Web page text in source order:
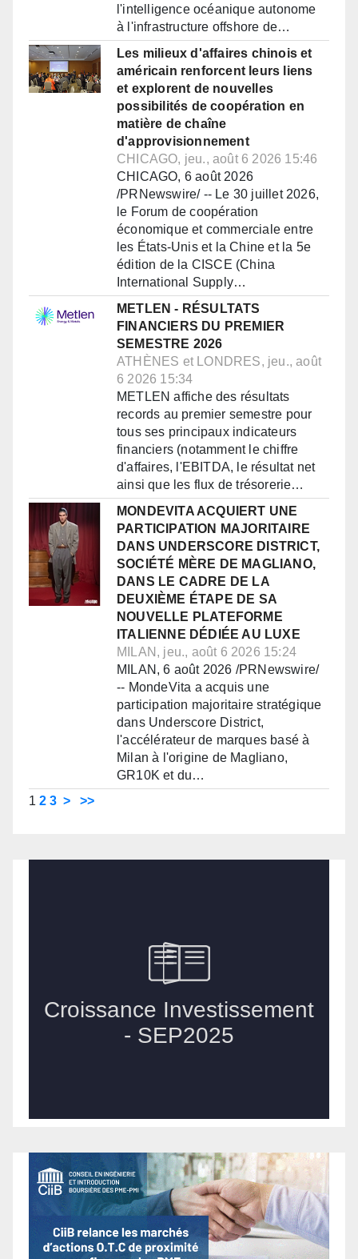
l'intelligence océanique autonome
à l'infrastructure offshore de…
Les milieux d'affaires chinois et
américain renforcent leurs liens
et explorent de nouvelles
possibilités de coopération en
matière de chaîne
d'approvisionnement
CHICAGO, jeu., août 6 2026 15:46
CHICAGO, 6 août 2026
/PRNewswire/ -- Le 30 juillet 2026,
le Forum de coopération
économique et commerciale entre
les États-Unis et la Chine et la 5e
édition de la CISCE (China
International Supply…
METLEN - RÉSULTATS
FINANCIERS DU PREMIER
SEMESTRE 2026
ATHÈNES et LONDRES, jeu., août
6 2026 15:34
METLEN affiche des résultats
records au premier semestre pour
tous ses principaux indicateurs
financiers (notamment le chiffre
d'affaires, l'EBITDA, le résultat net
ainsi que les flux de trésorerie…
MONDEVITA ACQUIERT UNE
PARTICIPATION MAJORITAIRE
DANS UNDERSCORE DISTRICT,
SOCIÉTÉ MÈRE DE MAGLIANO,
DANS LE CADRE DE LA
DEUXIÈME ÉTAPE DE SA
NOUVELLE PLATEFORME
ITALIENNE DÉDIÉE AU LUXE
MILAN, jeu., août 6 2026 15:24
MILAN, 6 août 2026 /PRNewswire/
-- MondeVita a acquis une
participation majoritaire stratégique
dans Underscore District,
l'accélérateur de marques basé à
Milan à l'origine de Magliano,
GR10K et du…
1 2 3 > >>